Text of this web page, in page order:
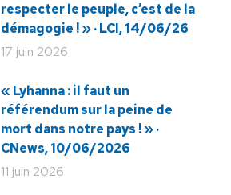
respecter le peuple, c’est de la
démagogie ! » · LCI, 14/06/26
17 juin 2026
« Lyhanna : il faut un
référendum sur la peine de
mort dans notre pays ! » ·
CNews, 10/06/2026
11 juin 2026